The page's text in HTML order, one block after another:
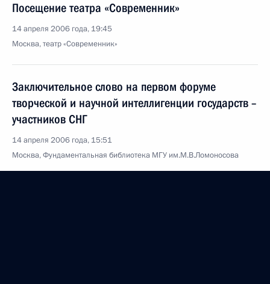
Посещение театра «Современник»
14 апреля 2006 года, 19:45
Москва, театр «Современник»
Заключительное слово на первом форуме
творческой и научной интеллигенции государств –
участников СНГ
14 апреля 2006 года, 15:51
Москва, Фундаментальная библиотека МГУ им.М.В.Ломоносова